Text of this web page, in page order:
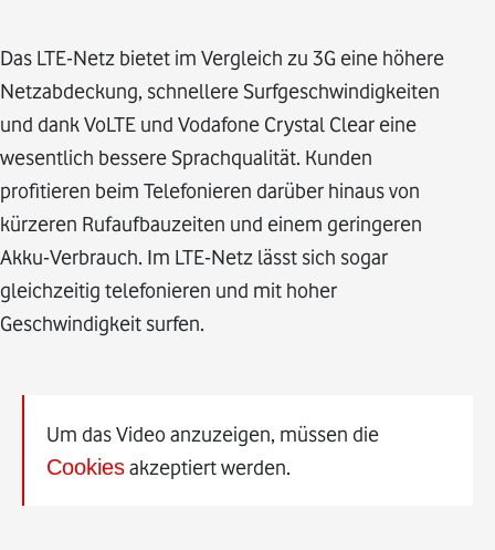
Das LTE-Netz bietet im Vergleich zu 3G eine höhere
Netzabdeckung, schnellere Surfgeschwindigkeiten
und dank VoLTE und Vodafone Crystal Clear eine
wesentlich bessere Sprachqualität. Kunden
profitieren beim Telefonieren darüber hinaus von
kürzeren Rufaufbauzeiten und einem geringeren
Akku-Verbrauch. Im LTE-Netz lässt sich sogar
gleichzeitig telefonieren und mit hoher
Geschwindigkeit surfen.
Um das Video anzuzeigen, müssen die
Cookiesakzeptiert werden.